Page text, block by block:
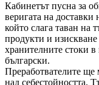
Кабинетът пусна за
веригата на
който слага таван на
продукти и
хранителните стоки
български.
Преработвателите ще
над себестойността.